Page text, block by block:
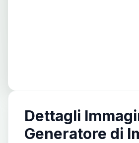
Dettagli
Generatore di